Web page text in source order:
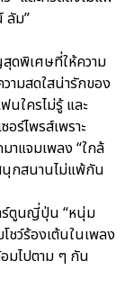
ลัม”
ดพิเศษที่ให้ความ
ามสดใสน่ารักของ
นใครไม่รู้ และ
ร์ไพรส์เพราะ
าแจมเพลง “ใกล้
นุกสนานไม่แพ้กัน
ร์ตูนญี่ปุ่น “หนุ่ม
ชว์ร้องเต้นในเพลง
มไปตาม ๆ กัน